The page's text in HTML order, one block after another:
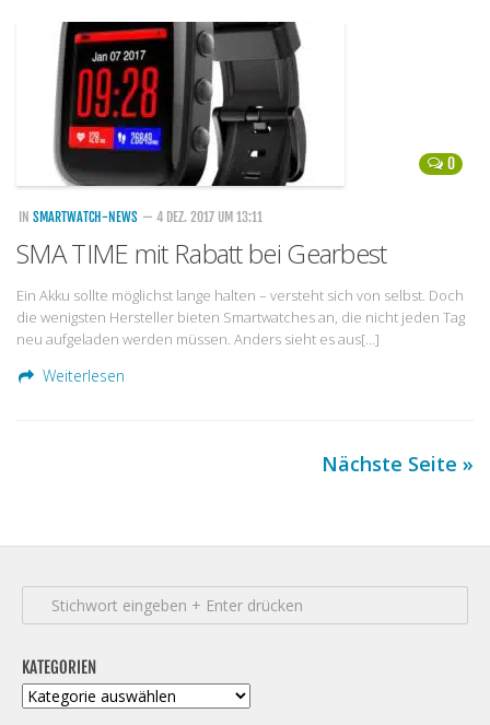
0
IN SMARTWATCH-NEWS — 4 DEZ. 2017 UM 13:11
SMA TIME mit Rabatt bei Gearbest
Ein Akku sollte möglichst lange halten – versteht sich von selbst. Doch
die wenigsten Hersteller bieten Smartwatches an, die nicht jeden Tag
neu aufgeladen werden müssen. Anders sieht es aus[…]
Weiterlesen
Nächste Seite »
KATEGORIEN
Kategorien